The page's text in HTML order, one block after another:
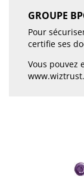
GROUPE
Pour
certifie ses
Vous pouvez